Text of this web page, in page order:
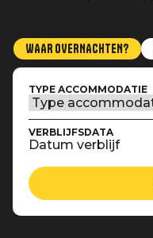
WAAR OVERNACHTEN?
TYPE ACCOMMODATIE
VERBLIJFSDATA
Datum verblijf